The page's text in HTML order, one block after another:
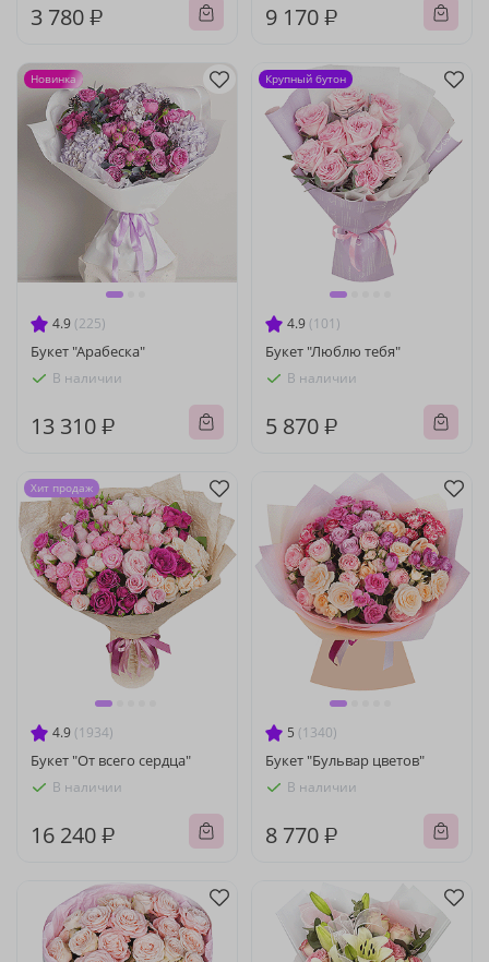
3 780 ₽ 9 170 ₽
4.9 (225)
Букет "Арабеска"
В наличии
13 310 ₽
Новинка
4.9 (101)
Букет "Люблю тебя"
В наличии
5 870 ₽
Крупный бутон
4.9 (1934)
Букет "От всего сердца"
В наличии
16 240 ₽
Хит продаж
5 (1340)
Букет "Бульвар цветов"
В наличии
8 770 ₽